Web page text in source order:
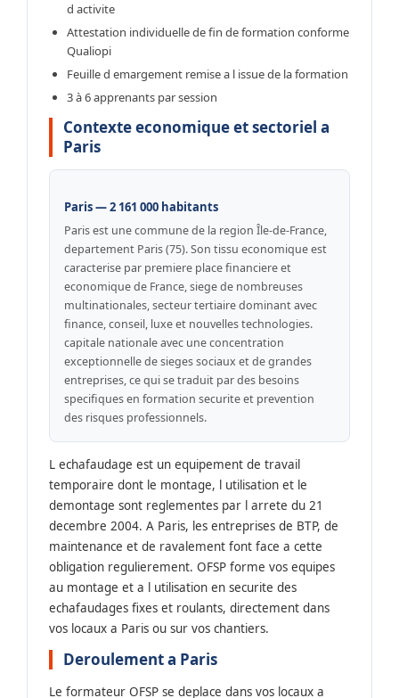
d activite
Attestation individuelle de fin de formation conforme
Qualiopi
Feuille d emargement remise a l issue de la formation
3 à 6 apprenants par session
Contexte economique et sectoriel a
Paris
Paris — 2 161 000 habitants
Paris est une commune de la region Île-de-France,
departement Paris (75). Son tissu economique est
caracterise par premiere place financiere et
economique de France, siege de nombreuses
multinationales, secteur tertiaire dominant avec
finance, conseil, luxe et nouvelles technologies.
capitale nationale avec une concentration
exceptionnelle de sieges sociaux et de grandes
entreprises, ce qui se traduit par des besoins
specifiques en formation securite et prevention
des risques professionnels.
L echafaudage est un equipement de travail
temporaire dont le montage, l utilisation et le
demontage sont reglementes par l arrete du 21
decembre 2004. A Paris, les entreprises de BTP, de
maintenance et de ravalement font face a cette
obligation regulierement. OFSP forme vos equipes
au montage et a l utilisation en securite des
echafaudages fixes et roulants, directement dans
vos locaux a Paris ou sur vos chantiers.
Deroulement a Paris
Le formateur OFSP se deplace dans vos locaux a